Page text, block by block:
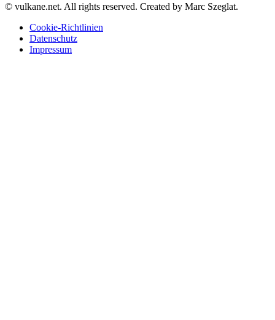
© vulkane.net. All rights reserved. Created by Marc Szeglat.
Cookie-Richtlinien
Datenschutz
Impressum